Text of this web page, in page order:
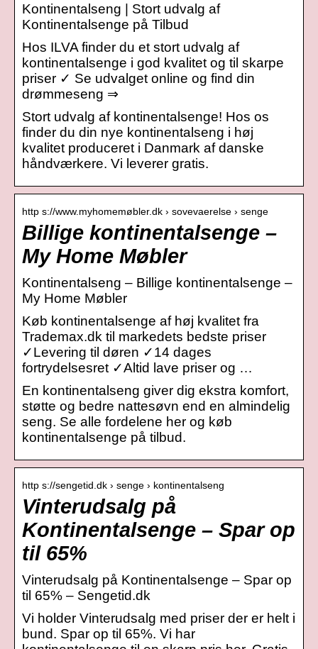
Kontinentalseng | Stort udvalg af
Kontinentalsenge på Tilbud
Hos ILVA finder du et stort udvalg af
kontinentalsenge i god kvalitet og til skarpe
priser ✓ Se udvalget online og find din
drømmeseng ⇒
Stort udvalg af kontinentalsenge! Hos os
finder du din nye kontinentalseng i høj
kvalitet produceret i Danmark af danske
håndværkere. Vi leverer gratis.
http s://www.myhomemøbler.dk › sovevaerelse › senge
Billige kontinentalsenge –
My Home Møbler
Kontinentalseng – Billige kontinentalsenge –
My Home Møbler
Køb kontinentalsenge af høj kvalitet fra
Trademax.dk til markedets bedste priser
✓Levering til døren ✓14 dages
fortrydelsesret ✓Altid lave priser og …
En kontinentalseng giver dig ekstra komfort,
støtte og bedre nattesøvn end en almindelig
seng. Se alle fordelene her og køb
kontinentalsenge på tilbud.
http s://sengetid.dk › senge › kontinentalseng
Vinterudsalg på
Kontinentalsenge – Spar op
til 65%
Vinterudsalg på Kontinentalsenge – Spar op
til 65% – Sengetid.dk
Vi holder Vinterudsalg med priser der er helt i
bund. Spar op til 65%. Vi har